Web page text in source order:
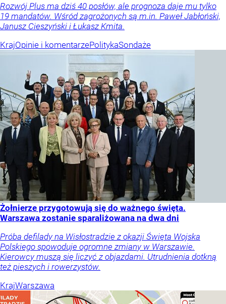
Rozwój Plus ma dziś 40 posłów, ale prognoza daje mu tylko
19 mandatów. Wśród zagrożonych są m.in. Paweł Jabłoński,
Janusz Cieszyński i Łukasz Kmita.
KrajOpinie i komentarzePolitykaSondaże
Żołnierze przygotowują się do ważnego święta.
Warszawa zostanie sparaliżowana na dwa dni
Próba defilady na Wisłostradzie z okazji Święta Wojska
Polskiego spowoduje ogromne zmiany w Warszawie.
Kierowcy muszą się liczyć z objazdami. Utrudnienia dotkną
też pieszych i rowerzystów.
KrajWarszawa